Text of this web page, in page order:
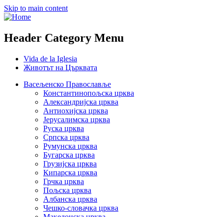
Skip to main content
Header Category Menu
Vida de la Iglesia
Животът на Църквата
Васељенско Православље
Константинопољска црква
Александријска црква
Антиохијска црква
Јерусалимска црква
Руска црква
Српска црква
Румунска црква
Бугарска црква
Грузијска црква
Кипарска црква
Грчка црква
Пољска црква
Албанска црква
Чешко-словачка црква